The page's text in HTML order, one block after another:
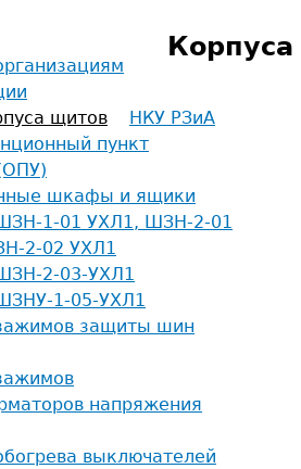
щитов
НКУ РЗиА
пункт
шкафы и ящики
1-01 УХЛ1, ШЗН-2-01
2-02 УХЛ1
2-03-УХЛ1
1-05-УХЛ1
защиты шин
напряжения
выключателей
Корпуса